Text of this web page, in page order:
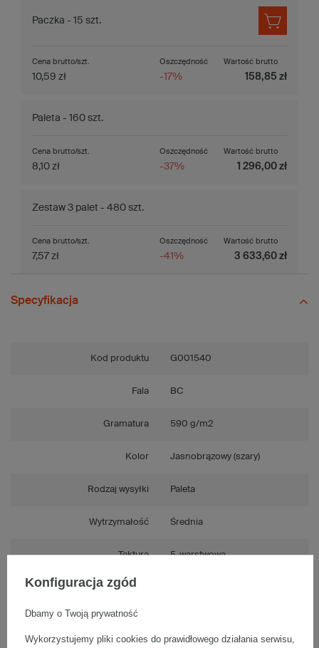
Paczka - 15 szt.
Oszczędność
-17%
Cena brutto/szt.
10,59 zł
Wartość brutto
158,85 zł
Paleta - 160 szt.
Oszczędność
-37%
Cena brutto/szt.
8,10 zł
Wartość brutto
1 296,00 zł
Zestaw 3 palet - 480 szt.
Oszczędność
-41%
Cena brutto/szt.
7,57 zł
Wartość brutto
3 633,60 zł
Specyfikacja
Kod produktu G001540
Fala BC
Gramatura 590 g/m2
Kolor Jasnobrązowy (szary)
Rodzaj wysyłki Paleta
Wytrzymałość Średnia
Tektura 5-warstwowa
Składanie
Numer FEFCO
Konfiguracja zgód
Dbamy o Twoją prywatność
Wykorzystujemy pliki cookies do prawidłowego działania serwisu,